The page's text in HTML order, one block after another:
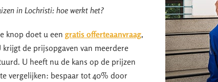
in Lochristi: hoe werkt het?
knop doet u een gratis offerteaanvraag,
de prijsopgaven van meerdere
U heeft nu de kans op de prijzen
vergelijken: bespaar tot 40% door